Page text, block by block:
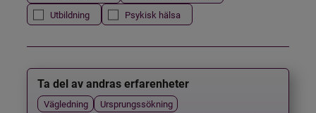
Utbildning
Psykisk hälsa
Ta del av andras erfarenheter
Vägledning
Ursprungssökning